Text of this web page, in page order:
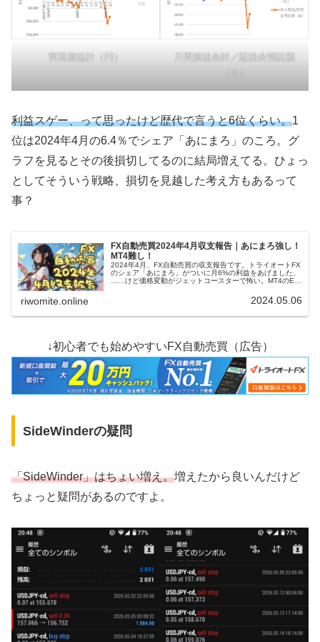
実現損益計（円）
月間損益合計／証拠金預託額
（％）
利益スゲー、って思ったけど歴代で言うと6位くらい。1
位は2024年4月の6.4％でシェア「あにまろ」のころ。グ
ラフを見るとその後損切してるのに結局増えてる。ひょっ
としてそういう戦略、損切を見越した考え方もあるって
事？
FX自動売買2024年4月収支報告｜あにまろ強し！
MT4難し！
2024年4月、FX自動売買の収支報告です。トライオートFX
のシェア「あにまろ」がついに月6%の利益をあげました、
……けど価格変動がジェットコースターで怖い。MT4のEA
riwomite.online 2024.05.06
↓初心者でも始めやすいFX自動売買（広告）
SideWinderの疑問
「SideWinder」はちょい増え。増えたから良いんだけど
ちょっと疑問があるのですよ。